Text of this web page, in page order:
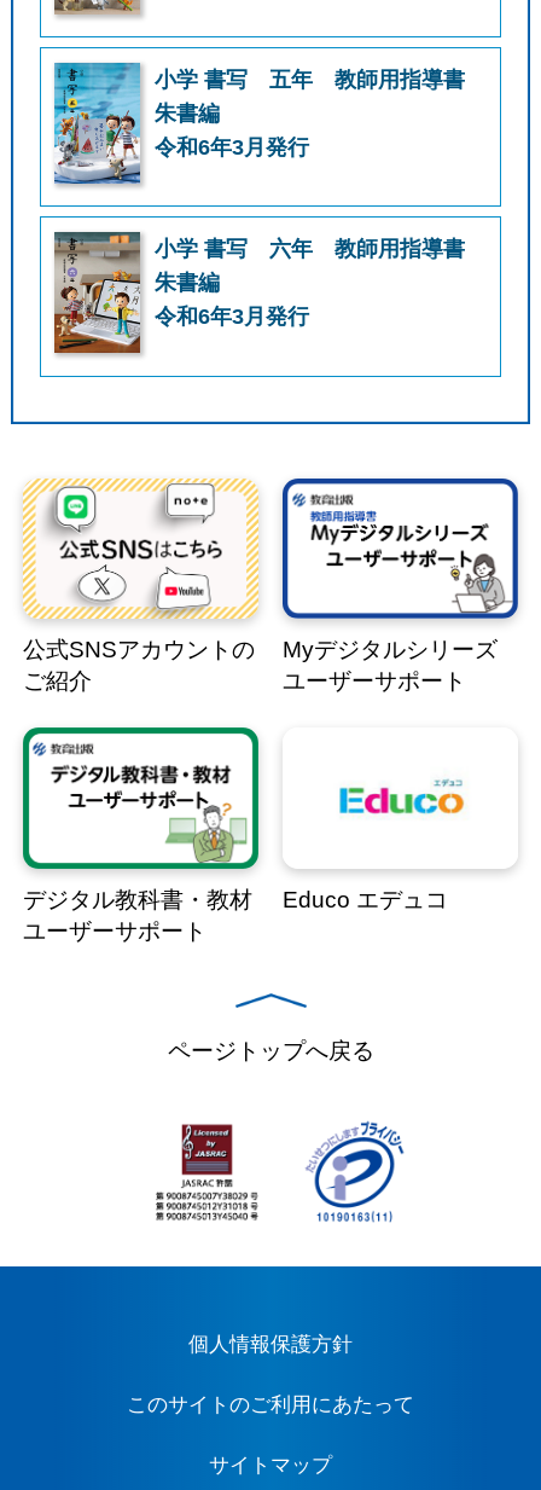
小学 書写 五年 教師用指導書
朱書編
令和6年3月発行
小学 書写 六年 教師用指導書
朱書編
令和6年3月発行
公式SNSアカウントの
ご紹介
Myデジタルシリーズ
ユーザーサポート
デジタル教科書・教材
ユーザーサポート
Educo エデュコ
ページトップへ戻る
個人情報保護方針
このサイトのご利用にあたって
サイトマップ